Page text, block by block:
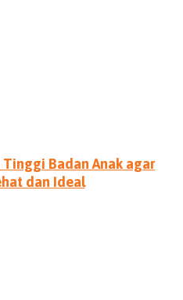
Badan Anak agar
dan Ideal